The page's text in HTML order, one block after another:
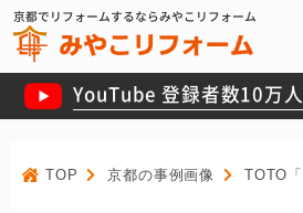
京都でリフォームするならみやこリフォーム
YouTube 登録者数10万
TOP 京都の事例画像 TOTO